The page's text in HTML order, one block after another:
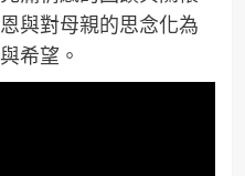
與對母親的思念化為
希望。